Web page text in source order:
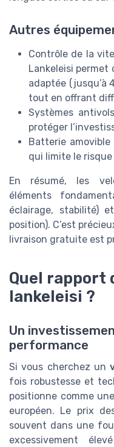
Autres
Contrôle de la
Lankeleisi permet
adaptée (jusqu’à
tout en offrant
Systèmes
protéger
Batterie amovible
qui limite le risque
En résumé, les
éléments
éclairage, stabilité)
position). C’est
livraison gratuite est
Quel
lankeleisi ?
Un
performance
Si vous cherchez un
fois robustesse et
positionne comme
européen. Le prix
souvent dans une
excessivement